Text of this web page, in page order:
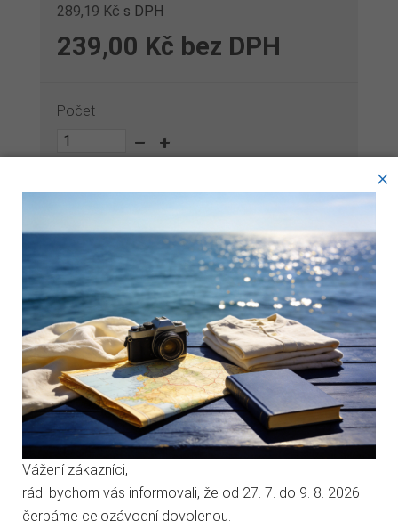
289,19 Kč s DPH
239,00 Kč bez DPH
Počet
PŘIDAT DO KOŠÍKU
Zákazníci, kteří si koupili tento produkt,
koupili také:
Tyto webové stránky ukládají v souladu se zákony na vaše
zařízení soubory, obecně nazývané cookies. Používáním
těchto stránek s tím vyjadřujete souhlas.
Technické cookies
Analytické cookies
Marketingové cookies
Vážení zákazníci,
rádi bychom vás informovali, že od 27. 7. do 9. 8. 2026
čerpáme celozávodní dovolenou.
×